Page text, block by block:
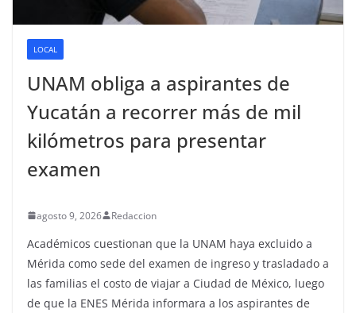
LOCAL
UNAM obliga a aspirantes de
Yucatán a recorrer más de mil
kilómetros para presentar
examen
agosto 9, 2026 Redaccion
Académicos cuestionan que la UNAM haya excluido a
Mérida como sede del examen de ingreso y trasladado a
las familias el costo de viajar a Ciudad de México, luego
de que la ENES Mérida informara a los aspirantes de